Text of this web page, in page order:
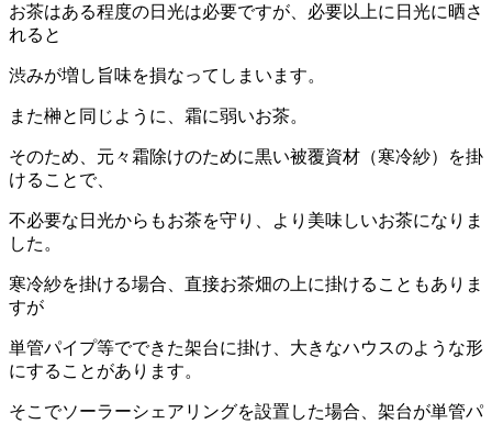
お茶はある程度の日光は必要ですが、必要以上に日光に晒さ
れると
渋みが増し旨味を損なってしまいます。
また榊と同じように、霜に弱いお茶。
そのため、元々霜除けのために黒い被覆資材（寒冷紗）を掛
けることで、
不必要な日光からもお茶を守り、より美味しいお茶になりま
した。
寒冷紗を掛ける場合、直接お茶畑の上に掛けることもありま
すが
単管パイプ等でできた架台に掛け、大きなハウスのような形
にすることがあります。
そこでソーラーシェアリングを設置した場合、架台が単管パ